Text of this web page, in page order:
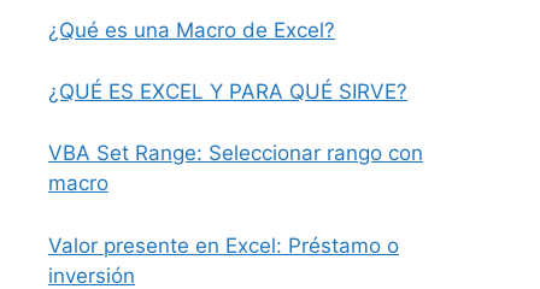
¿Qué es una Macro de Excel?
¿QUÉ ES EXCEL Y PARA QUÉ SIRVE?
VBA Set Range: Seleccionar rango con
macro
Valor presente en Excel: Préstamo o
inversión